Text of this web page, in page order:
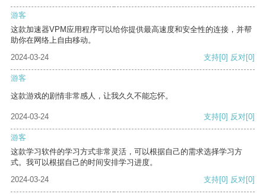
游客
这款加速器VPM应用程序可以给你提供最高速度和安全性的连接，并帮
助你在网络上自由移动。
2024-03-24
支持[0] 反对[0]
游客
这款游戏的剧情非常感人，让我久久不能忘怀。
2024-03-24 支持[0] 反对[0]
游客
这款学习软件的学习方式非常灵活，可以根据自己的需求选择学习方
式。我可以根据自己的时间安排学习进度。
2024-03-24
支持[0] 反对[0]